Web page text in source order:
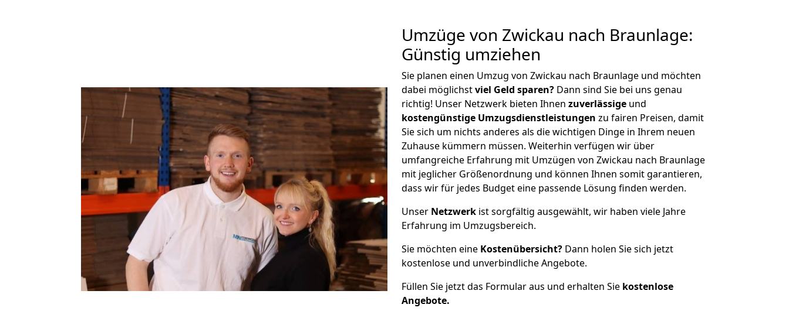
Umzüge von Zwickau nach Braunlage:
Günstig umziehen
Sie planen einen Umzug von Zwickau nach Braunlage und möchten
dabei möglichstviel Geld sparen? Dann sind Sie bei uns genau
richtig! Unser Netzwerk bieten Ihnen zuverlässige und
kostengünstige Umzugsdienstleistungen zu fairen Preisen, damit
Sie sich um nichts anderes als die wichtigen Dinge in Ihrem neuen
Zuhause kümmern müssen. Weiterhin verfügen wir über
umfangreiche Erfahrung mit Umzügen von Zwickau nach Braunlage
mit jeglicher Größenordnung und können Ihnen somit garantieren,
dass wir für jedes Budget eine passende Lösung finden werden.
Unser Netzwerk ist sorgfältig ausgewählt, wir haben viele Jahre
Erfahrung im Umzugsbereich.
Sie möchten eine Kostenübersicht? Dann holen Sie sich jetzt
kostenlose und unverbindliche Angebote.
Füllen Sie jetzt das Formular aus und erhalten Sie kostenlose
Angebote.